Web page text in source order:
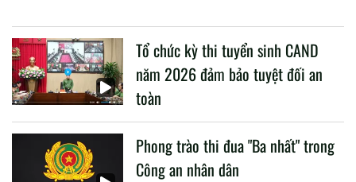
liên quan đến công tác giáo dục và đào tạo của lực lượng
CAND.
Tổ chức kỳ thi tuyển sinh CAND
năm 2026 đảm bảo tuyệt đối an
toàn
Phong trào thi đua "Ba nhất" trong
Công an nhân dân